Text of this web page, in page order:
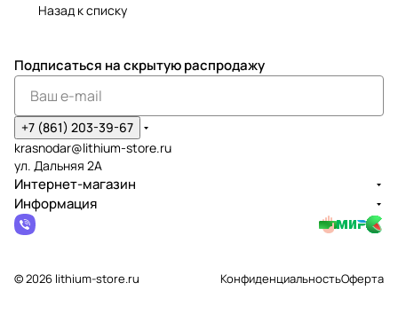
Назад к списку
Подписаться на скрытую распродажу
+7 (861) 203-39-67
krasnodar@lithium-store.ru
ул. Дальняя 2А
Интернет-магазин
Информация
© 2026 lithium-store.ru КонфиденциальностьОферта